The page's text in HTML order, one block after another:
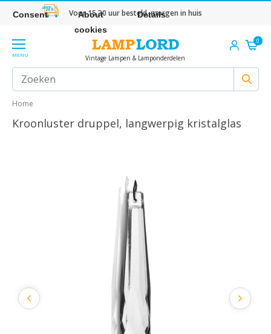
Voor 15.30 uur besteld, morgen in huis
MENU Vintage Lampen & Lamponderdelen
0
Home
Kroonluster druppel, langwerpig kristalglas
Consent
About
cookies
Details